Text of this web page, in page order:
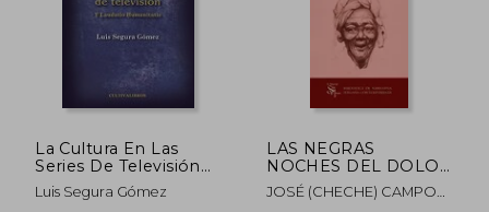
La Cultura En Las
Series De Televisión
(spanish Edition) (in
Spanish)
Luis Segura Gómez
LAS NEGRAS
NOCHES DEL DOLOR
Y PARA EDUCAR
HOMBRECITOS (in
JOSÉ (CHECHE) CAMPOS